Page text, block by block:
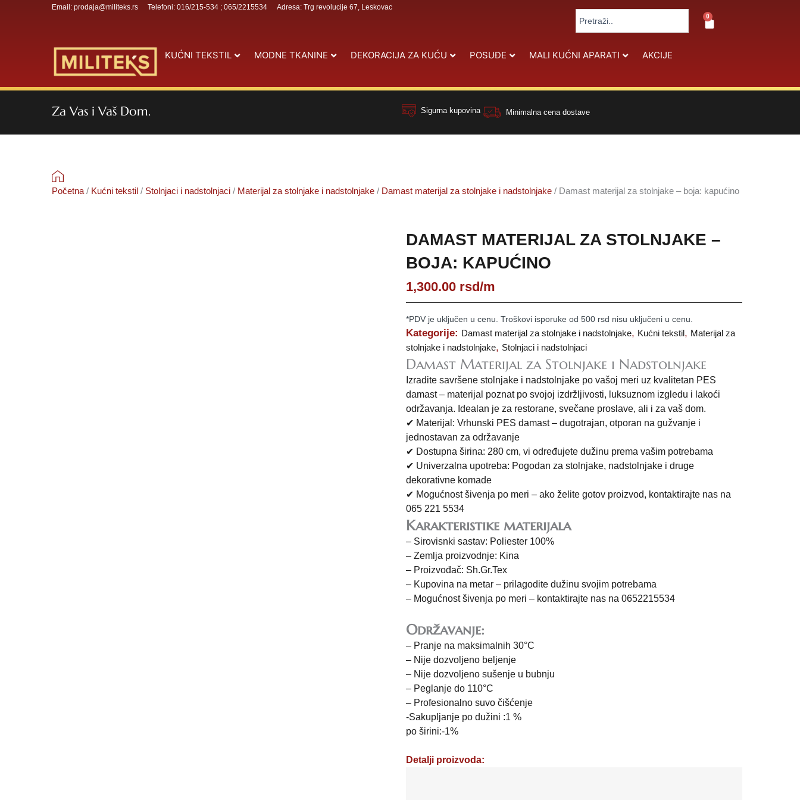
Email: prodaja@militeks.rs Telefoni: 016/215-534 ; 065/2215534 Adresa: Trg revolucije 67, Leskovac
...
0
Cart
KUĆNI TEKSTIL MODNE TKANINE DEKORACIJA ZA KUĆU POSUĐE MALI KUĆNI APARATI AKCIJE
Za Vas i Vaš Dom. Sigurna kupovina Minimalna cena dostave
Početna / Kućni tekstil / Stolnjaci i nadstolnjaci / Materijal za stolnjake i nadstolnjake / Damast materijal za stolnjake i nadstolnjake / Damast materijal za stolnjake – boja: kapućino
DAMAST MATERIJAL ZA STOLNJAKE –
BOJA: KAPUĆINO
1,300.00 rsd/m
*PDV je uključen u cenu. Troškovi isporuke od 500 rsd nisu uključeni u cenu.
Kategorije: Damast materijal za stolnjake i nadstolnjake, Kućni tekstil, Materijal za
stolnjake i nadstolnjake, Stolnjaci i nadstolnjaci
Damast Materijal za Stolnjake i Nadstolnjake
Izradite savršene stolnjake i nadstolnjake po vašoj meri uz kvalitetan PES
damast – materijal poznat po svojoj izdržljivosti, luksuznom izgledu i lakoći
održavanja. Idealan je za restorane, svečane proslave, ali i za vaš dom.
✔ Materijal: Vrhunski PES damast – dugotrajan, otporan na gužvanje i
jednostavan za održavanje
✔ Dostupna širina: 280 cm, vi određujete dužinu prema vašim potrebama
✔ Univerzalna upotreba: Pogodan za stolnjake, nadstolnjake i druge
dekorativne komade
✔ Mogućnost šivenja po meri – ako želite gotov proizvod, kontaktirajte nas na
065 221 5534
Karakteristike materijala
– Sirovisnki sastav: Poliester 100%
– Zemlja proizvodnje: Kina
– Proizvođač: Sh.Gr.Tex
– Kupovina na metar – prilagodite dužinu svojim potrebama
– Mogućnost šivenja po meri – kontaktirajte nas na 0652215534
Održavanje:
– Pranje na maksimalnih 30°C
– Nije dozvoljeno beljenje
– Nije dozvoljeno sušenje u bubnju
– Peglanje do 110°C
– Profesionalno suvo čišćenje
-Sakupljanje po dužini :1 %
po širini:-1%
Detalji proizvoda: